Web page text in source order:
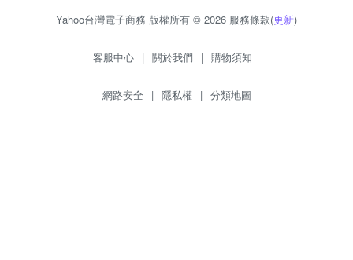
Yahoo台灣電子商務 版權所有 © 2026 服務條款(更新)
客服中心 | 關於我們 | 購物須知
網路安全 | 隱私權 | 分類地圖